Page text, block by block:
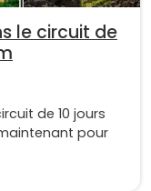
le circuit de
de 10 jours
pour